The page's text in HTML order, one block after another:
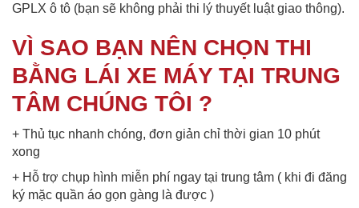
GPLX ô tô (bạn sẽ không phải thi lý thuyết luật giao thông).
VÌ SAO BẠN NÊN CHỌN THI
BẰNG LÁI XE MÁY TẠI TRUNG
TÂM CHÚNG TÔI ?
+ Thủ tục nhanh chóng, đơn giản chỉ thời gian 10 phút
xong
+ Hỗ trợ chụp hình miễn phí ngay tại trung tâm ( khi đi đăng
ký mặc quần áo gọn gàng là được )